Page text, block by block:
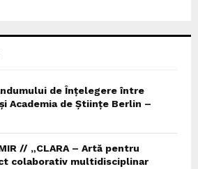
de Înțelegere între
Academia de Științe Berlin –
// „CLARA – Artă pentru
colaborativ multidisciplinar